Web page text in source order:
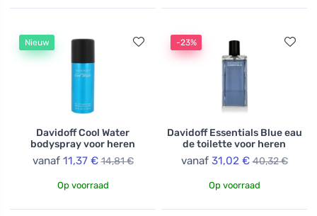
Nieuw
Davidoff Cool Water
bodyspray voor heren
vanaf 11,37 € 14,81 €
Op voorraad
-23%
Davidoff Essentials Blue eau
de toilette voor heren
vanaf 31,02 € 40,32 €
Op voorraad